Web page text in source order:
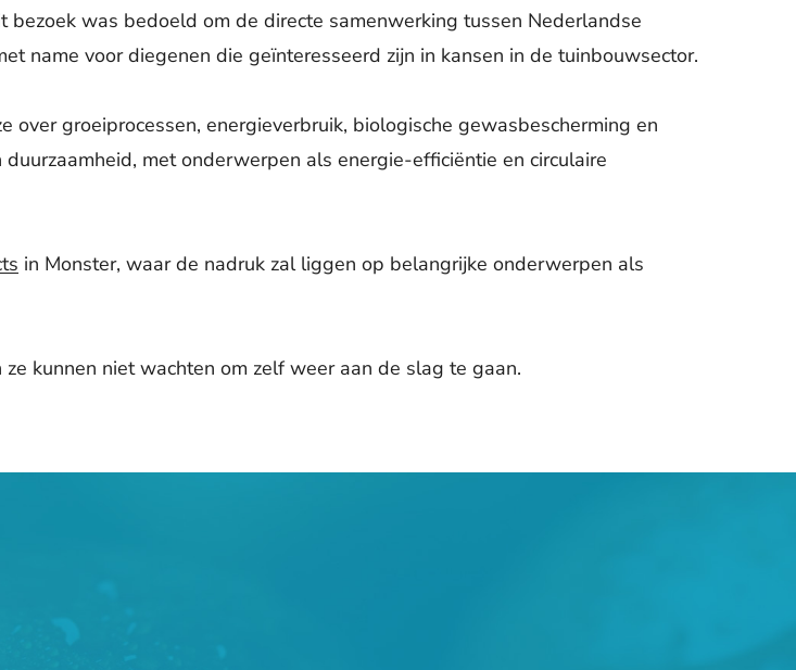
bezoek was bedoeld om de directe samenwerking tussen Nederlandse
name voor diegenen die geïnteresseerd zijn in kansen in de tuinbouwsector.
groeiprocessen, energieverbruik, biologische gewasbescherming en
met onderwerpen als energie-efficiëntie en circulaire
in Monster, waar de nadruk zal liggen op belangrijke onderwerpen als
kunnen niet wachten om zelf weer aan de slag te gaan.